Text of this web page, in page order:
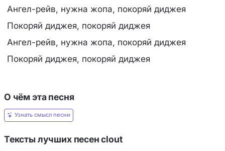
Ангел-рейв, нужна жопа, покоряй диджея
Покоряй диджея, покоряй диджея
Ангел-рейв, нужна жопа, покоряй диджея
Покоряй диджея, покоряй диджея
О чём эта песня
Узнать смысл песни
Тексты лучших песен clout